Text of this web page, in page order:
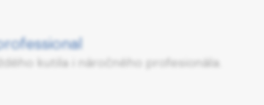
kutila i náročného profesionála.